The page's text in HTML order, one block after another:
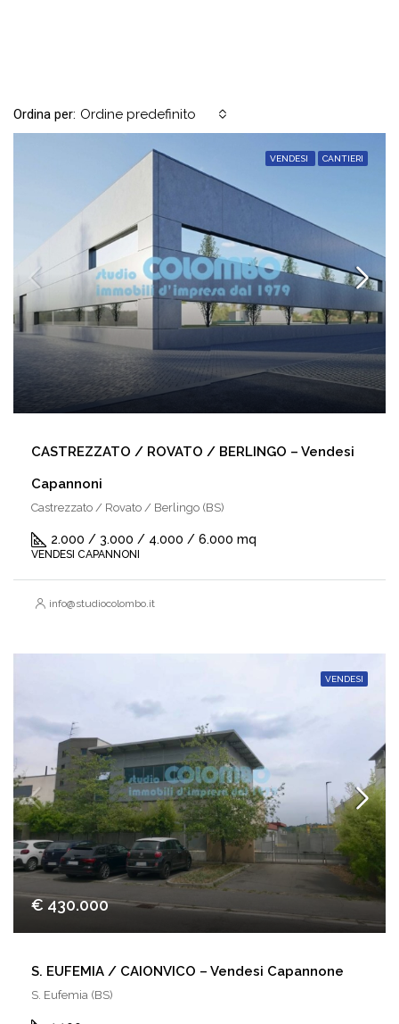
Ordina per: Ordine predefinito
VENDESI CANTIERI
CASTREZZATO / ROVATO / BERLINGO – Vendesi
Capannoni
Castrezzato / Rovato / Berlingo (BS)
2.000 / 3.000 / 4.000 / 6.000 mq
VENDESI CAPANNONI
info@studiocolombo.it
VENDESI
€ 430.000
S. EUFEMIA / CAIONVICO – Vendesi Capannone
S. Eufemia (BS)